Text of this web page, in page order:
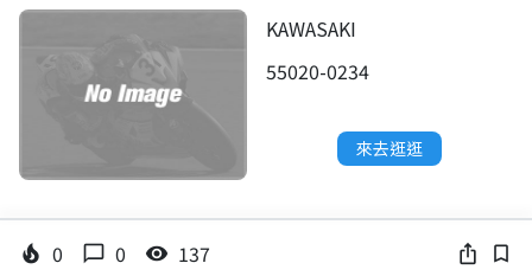
KAWASAKI
55020-0234
來去逛逛
local_fire_department 0 chat_bubble_outline 0 visibility 137 ios_share bookmark_border